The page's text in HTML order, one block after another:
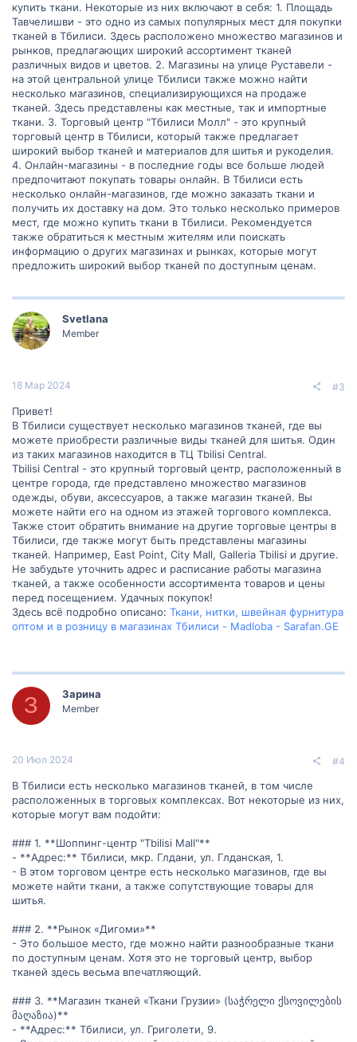
купить ткани. Некоторые из них включают в себя: 1. Площадь
Тавчелишви - это одно из самых популярных мест для покупки
тканей в Тбилиси. Здесь расположено множество магазинов и
рынков, предлагающих широкий ассортимент тканей
различных видов и цветов. 2. Магазины на улице Руставели -
на этой центральной улице Тбилиси также можно найти
несколько магазинов, специализирующихся на продаже
тканей. Здесь представлены как местные, так и импортные
ткани. 3. Торговый центр "Тбилиси Молл" - это крупный
торговый центр в Тбилиси, который также предлагает
широкий выбор тканей и материалов для шитья и рукоделия.
4. Онлайн-магазины - в последние годы все больше людей
предпочитают покупать товары онлайн. В Тбилиси есть
несколько онлайн-магазинов, где можно заказать ткани и
получить их доставку на дом. Это только несколько примеров
мест, где можно купить ткани в Тбилиси. Рекомендуется
также обратиться к местным жителям или поискать
информацию о других магазинах и рынках, которые могут
предложить широкий выбор тканей по доступным ценам.
Svetlana
Member
18 Мар 2024 #3
Привет!
В Тбилиси существует несколько магазинов тканей, где вы
можете приобрести различные виды тканей для шитья. Один
из таких магазинов находится в ТЦ Tbilisi Central.
Tbilisi Central - это крупный торговый центр, расположенный в
центре города, где представлено множество магазинов
одежды, обуви, аксессуаров, а также магазин тканей. Вы
можете найти его на одном из этажей торгового комплекса.
Также стоит обратить внимание на другие торговые центры в
Тбилиси, где также могут быть представлены магазины
тканей. Например, East Point, City Mall, Galleria Tbilisi и другие.
Не забудьте уточнить адрес и расписание работы магазина
тканей, а также особенности ассортимента товаров и цены
перед посещением. Удачных покупок!
Здесь всё подробно описано: Ткани, нитки, швейная фурнитура
оптом и в розницу в магазинах Тбилиси - Madloba - Sarafan.GE
З Зарина
Member
20 Июл 2024 #4
В Тбилиси есть несколько магазинов тканей, в том числе
расположенных в торговых комплексах. Вот некоторые из них,
которые могут вам подойти:
### 1. **Шоппинг-центр "Tbilisi Mall"**
- **Адрес:** Тбилиси, мкр. Глдани, ул. Глданская, 1.
- В этом торговом центре есть несколько магазинов, где вы
можете найти ткани, а также сопутствующие товары для
шитья.
### 2. **Рынок «Дигоми»**
- Это большое место, где можно найти разнообразные ткани
по доступным ценам. Хотя это не торговый центр, выбор
тканей здесь весьма впечатляющий.
### 3. **Магазин тканей «Ткани Грузии» (საჭრელი ქსოვილების
მაღაზია)**
- **Адрес:** Тбилиси, ул. Григолети, 9.